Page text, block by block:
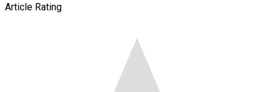
Article Rating